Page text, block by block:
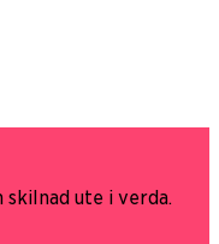
ute i verda.